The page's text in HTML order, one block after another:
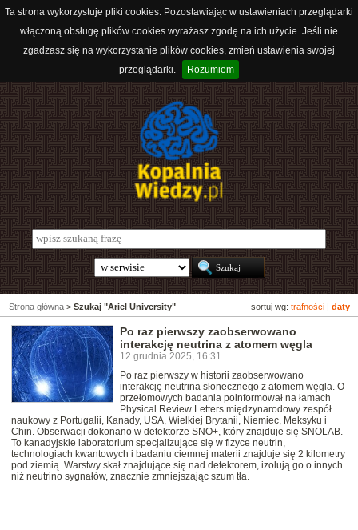
Ta strona wykorzystuje pliki cookies. Pozostawiając w ustawieniach przeglądarki
włączoną obsługę plików cookies wyrażasz zgodę na ich użycie. Jeśli nie
zgadzasz się na wykorzystanie plików cookies, zmień ustawienia swojej
przeglądarki.
Rozumiem
sortuj wg: trafności daty
Strona główna > Szukaj "Ariel University"
Po raz pierwszy zaobserwowano
interakcję neutrina z atomem węgla
12 grudnia 2025, 16:31
Po raz pierwszy w historii zaobserwowano
interakcję neutrina słonecznego z atomem węgla. O
przełomowych badania poinformował na łamach
Physical Review Letters międzynarodowy zespół
naukowy z Portugalii, Kanady, USA, Wielkiej Brytanii, Niemiec, Meksyku i
Chin. Obserwacji dokonano w detektorze SNO+, który znajduje się SNOLAB.
To kanadyjskie laboratorium specjalizujące się w fizyce neutrin,
technologiach kwantowych i badaniu ciemnej materii znajduje się 2 kilometry
pod ziemią. Warstwy skał znajdujące się nad detektorem, izolują go o innych
niż neutrino sygnałów, znacznie zmniejszając szum tła.